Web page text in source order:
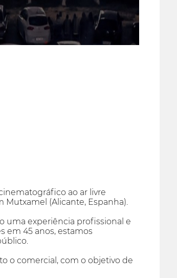
ao ar livre
Mutxamel (Alicante, Espanha).
uma experiência profissional e
em 45 anos, estamos
o comercial, com o objetivo de